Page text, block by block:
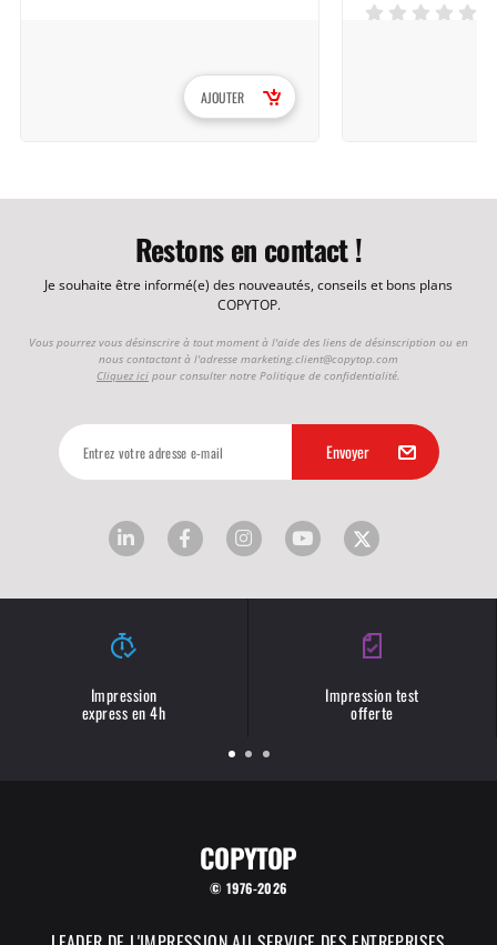
AJOUTER
Restons en contact !
Je souhaite être informé(e) des nouveautés, conseils et bons plans
COPYTOP.
Vous pourrez vous désinscrire à tout moment à l'aide des liens de désinscription ou en
nous contactant à l'adresse marketing.client@copytop.com
Cliquez ici pour consulter notre Politique de confidentialité.
Impression
express en 4h
Impression test
offerte
COPYTOP
© 1976-2026